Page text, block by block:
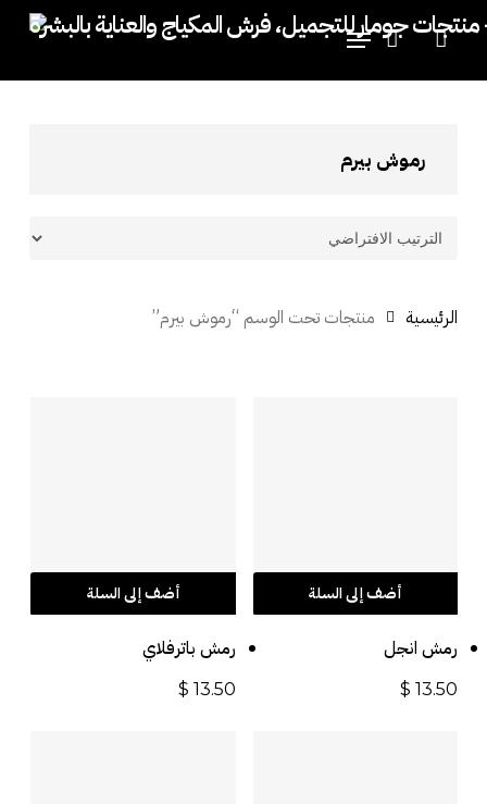
account
Menu
Cart
Close
رموش بيرم
الرئيسية منتجات تحت الوسم “رموش بيرم”
أضف إلى السلة
رمش انجل
$ 13.50
أضف إلى السلة
رمش باترفلاي
$ 13.50